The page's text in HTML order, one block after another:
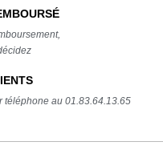
téléphone au 01.83.64.13.65